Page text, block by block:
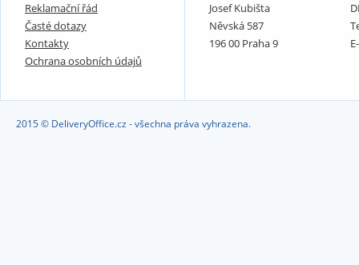
Reklamační řád
Časté dotazy
Kontakty
Ochrana osobních údajů
Josef Kubišta
Něvská 587
196 00 Praha 9
2015 © DeliveryOffice.cz - všechna práva vyhrazena.